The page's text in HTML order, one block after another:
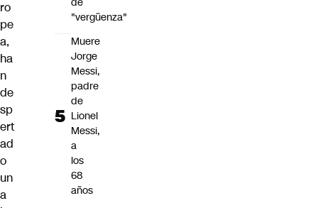
ro
pe
a,
ha
n
de
sp
ert
ad
o
un
a
"vergüenza"
Muere
Jorge
Messi,
padre
de
Lionel
Messi,
a
los
68
años